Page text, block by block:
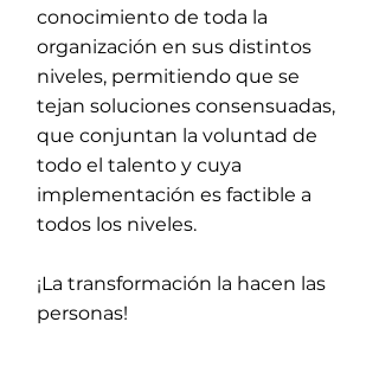
conocimiento de toda la
organización en sus distintos
niveles, permitiendo que se
tejan soluciones consensuadas,
que conjuntan la voluntad de
todo el talento y cuya
implementación es factible a
todos los niveles.
¡La transformación la hacen las
personas!